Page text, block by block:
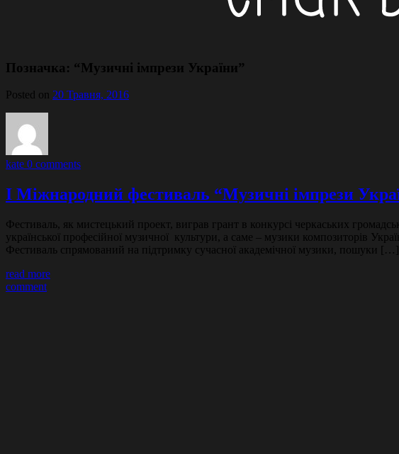
Позначка: “Музичні імпрези України”
Posted on 20 Травня, 2016
kate 0 comments
I Міжнародний фестиваль “Музичні імпрези
Фестиваль, як мистецький проект, виграв грант в конкурсі черкаських
української професійної музичної культури, а саме – музики композиторів
Фестиваль спрямований на підтримку сучасної академічної музики, пошуки […]
read more
comment